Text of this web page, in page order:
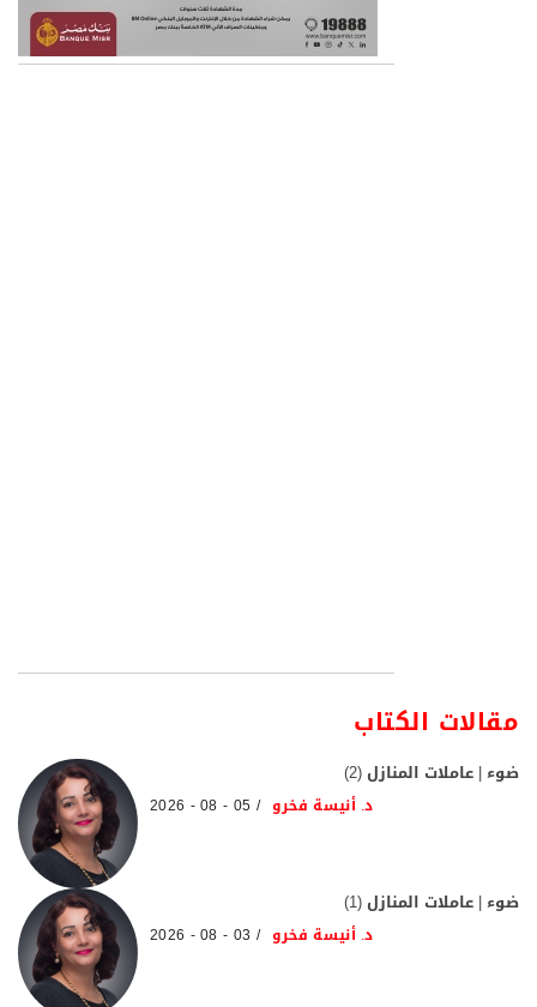
مقالات الكتاب
ضوء | عاملات المنازل (2)
د. أنيسة فخرو 05 - 08 - 2026
ضوء | عاملات المنازل (1)
د. أنيسة فخرو 03 - 08 - 2026